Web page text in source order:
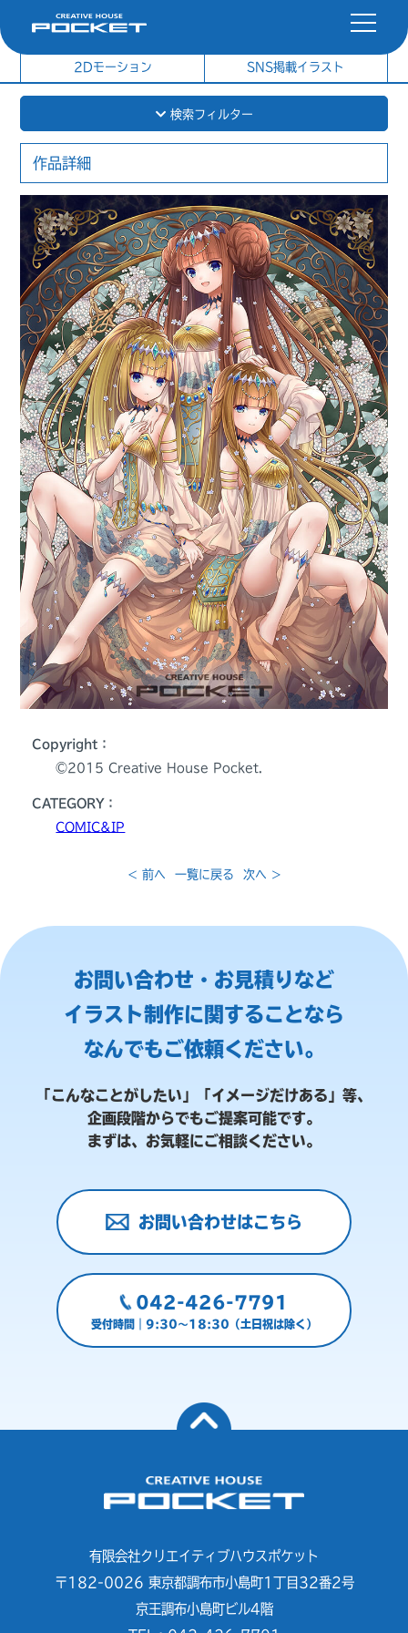
社内制作イラスト
2Dモーション SNS掲載イラスト
検索フィルター
作品詳細
Copyright：
©️2015 Creative House Pocket.
CATEGORY：
COMIC&IP
< 前へ 一覧に戻る 次へ >
お問い合わせ・お見積りなど
イラスト制作に関することなら
なんでもご依頼ください。
「こんなことがしたい」「イメージだけある」等、
企画段階からでもご提案可能です。
まずは、お気軽にご相談ください。
お問い合わせはこちら
042-426-7791
受付時間｜9:30～18:30（土日祝は除く）
有限会社クリエイティブハウスポケット
〒182-0026 東京都調布市小島町1丁目32番2号
京王調布小島町ビル4階